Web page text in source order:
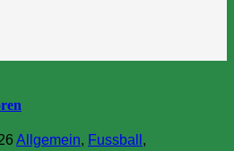
Allgemein, Fussball ,